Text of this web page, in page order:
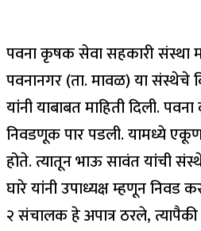
पवना कृषक सेवा सहकारी संस्था
पवनानगर (ता. मावळ) या संस्थेचे
यांनी याबाबत माहिती दिली.
निवडणूक पार पडली. यामध्ये
होते. त्यातून भाऊ सावंत यांची
घारे यांनी उपाध्यक्ष म्हणून निवड
२ संचालक हे अपात्र ठरले,